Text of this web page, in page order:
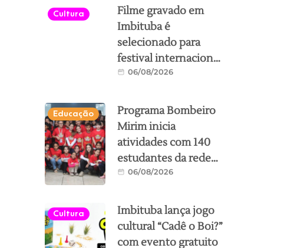
Cultura
Filme gravado em
Imbituba é
selecionado para
festival internacional
de cinema em
06/08/2026
Educação
Programa Bombeiro
Mirim inicia
atividades com 140
estudantes da rede
municipal de
06/08/2026
Cultura
Imbituba lança jogo
cultural “Cadê o Boi?”
com evento gratuito